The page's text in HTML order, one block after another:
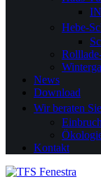
Hebe-
News
Download
Wir beraten
Kontakt